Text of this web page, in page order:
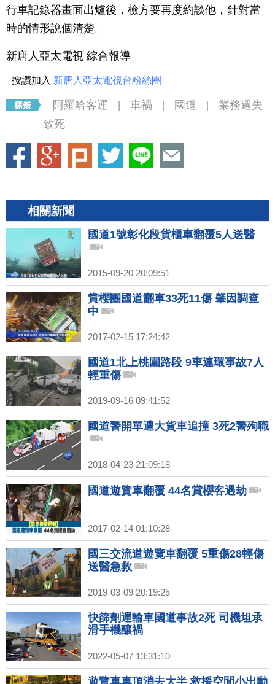
行車記錄器畫面出爐後，檢方要再度約談他，針對當
時的情形說個清楚。
新唐人亞太電視 綜合報導
按讚加入 新唐人亞太電視台粉絲團
阿羅哈客運 車禍 國道
業務過失
致死
相關新聞
國道1號彰化段貨櫃車翻覆5人送醫
2015-09-20 20:09:51
賞櫻團國道翻車33死11傷 肇因調查
中
2017-02-15 17:24:42
國道1北上桃園路段 9車連環事故7人
輕重傷
2019-09-16 09:41:52
國道警開單遭大貨車追撞 3死2警殉職
2018-04-23 21:09:18
國道遊覽車翻覆 44名賞櫻客遇劫
2017-02-14 01:10:28
國三交流道遊覽車翻覆 5重傷28輕傷
送醫急救
2019-03-09 20:19:25
快篩劑運輸車國道事故2死 司機坦承
滑手機釀禍
2022-05-07 13:31:10